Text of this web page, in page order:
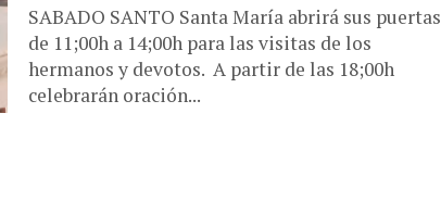
SABADO SANTO Santa María abrirá sus puertas
de 11;00h a 14;00h para las visitas de los
hermanos y devotos. A partir de las 18;00h
celebrarán oración...